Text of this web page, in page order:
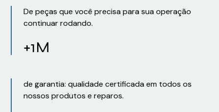
De peças que você precisa para sua operação
continuar rodando.
+1M
de garantia: qualidade certificada em todos os
nossos produtos e reparos.